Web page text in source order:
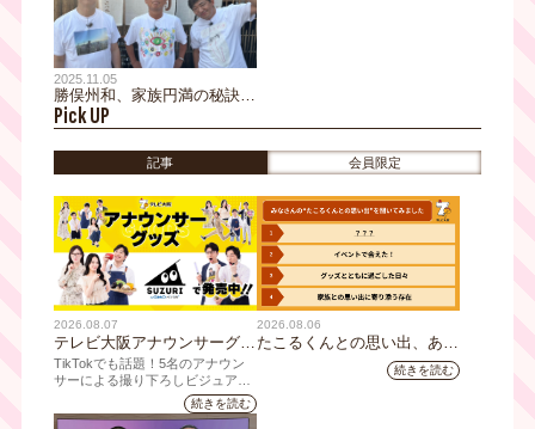
2025.11.05
勝俣州和、家族円満の秘訣
は“7年間の朝ごはん”！橋下
徹は妻と人気韓国ドラマの再
現ショット公開！？堺市をお
Pick UP
記事 会員限定
2026.08.07
テレビ大阪アナウンサーグッ
ズの新商品 8月8日(土)に発
売！ テーマは「個性全開」5
人それぞれの"らしさ"を詰め
込んだアイテムが登場
TikTokでも話題！5名のアナウン
サーによる撮り下ろしビジュアル
を使用した新グッズを発売続きを読む
2026.08.06
たこるくんとの思い出、あり
ますか？会員のみなさんに聞
続きを読む